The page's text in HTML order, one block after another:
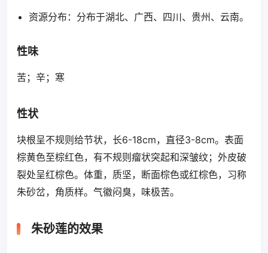
资源分布：分布于湖北、广西、四川、贵州、云南。
性味
苦；辛；寒
性状
块根呈不规则给节状，长6-18cm，直径3-8cm。表面
棕黄色至棕红色，有不规则瘤状突起和深皱纹；外皮破
裂处呈红棕色。体重，质坚，断面棕色或红棕色，习称
朱砂岔，角质样。气徽闷臭，味极苦。
朱砂莲的效果